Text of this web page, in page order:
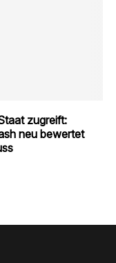
zugreift:
neu bewertet